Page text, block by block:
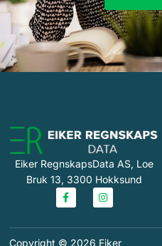
Eiker RegnskapsData AS, Loe
Bruk 13, 3300 Hokksund
Copyright © 2026 Eiker